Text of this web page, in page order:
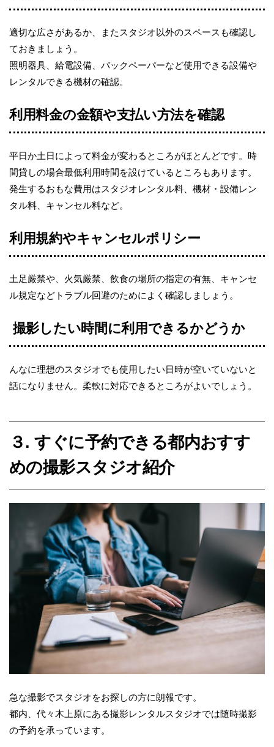
適切な広さがあるか、またスタジオ以外のスペースも確認し
ておきましょう。
照明器具、給電設備、バックペーパーなど使用できる設備や
レンタルできる機材の確認。
利用料金の金額や支払い方法を確認
平日か土日によって料金が変わるところがほとんどです。時
間貸しの場合最低利用時間を設けているところもあります。
発生するおもな費用はスタジオレンタル料、機材・設備レン
タル料、キャンセル料など。
利用規約やキャンセルポリシー
土足厳禁や、火気厳禁、飲食の場所の指定の有無、キャンセ
ル規定などトラブル回避のためによく確認しましょう。
撮影したい時間に利用できるかどうか
んなに理想のスタジオでも使用したい日時が空いていないと
話になりません。柔軟に対応できるところがよいでしょう。
３. すぐに予約できる都内おすす
めの撮影スタジオ紹介
急な撮影でスタジオをお探しの方に朗報です。
都内、代々木上原にある撮影レンタルスタジオでは随時撮影
の予約を承っています。